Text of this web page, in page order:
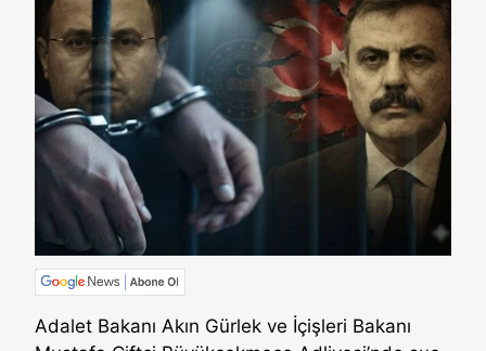
Adalet Bakanı Akın Gürlek ve İçişleri Bakanı